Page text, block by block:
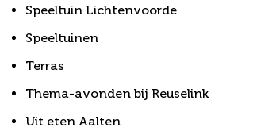
Speeltuin Lichtenvoorde
Speeltuinen
Terras
Thema-avonden bij Reuselink
Uit eten Aalten